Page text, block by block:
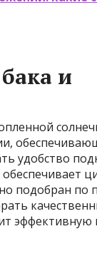
и
удобство
подобран по